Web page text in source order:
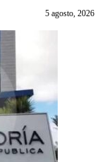
5 agosto, 2026